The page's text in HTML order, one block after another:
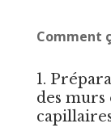
Comment
1.
des